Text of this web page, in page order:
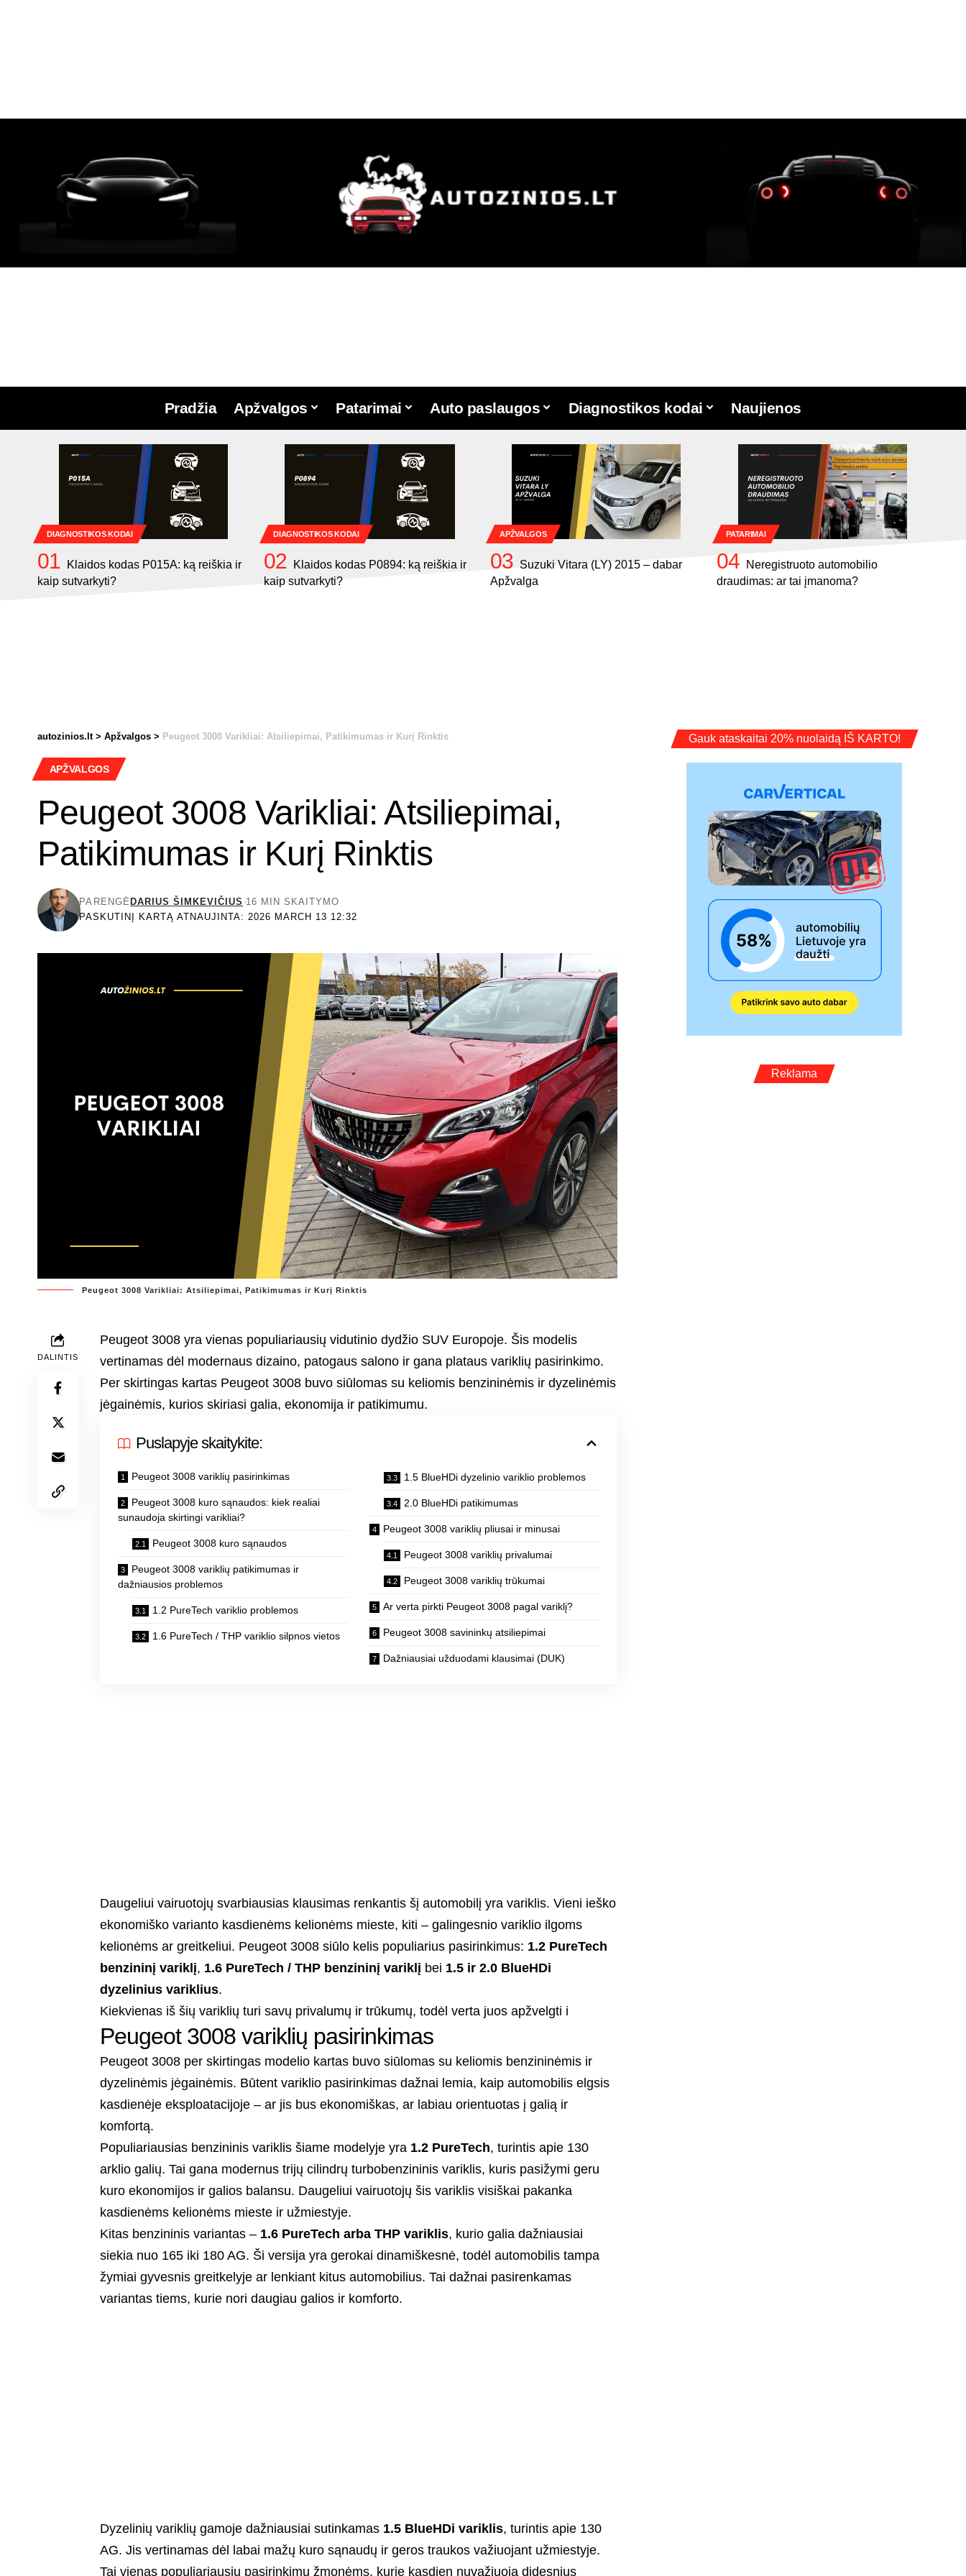
Pradžia Apžvalgos Patarimai Auto paslaugos Diagnostikos kodai Naujienos
DIAGNOSTIKOS KODAI
Klaidos kodas P015A: ką reiškia ir
kaip sutvarkyti?
DIAGNOSTIKOS KODAI
Klaidos kodas P0894: ką reiškia ir
kaip sutvarkyti?
APŽVALGOS
Suzuki Vitara (LY) 2015 – dabar
Apžvalga
PATARIMAI
Neregistruoto automobilio
draudimas: ar tai įmanoma?
autozinios.lt> Apžvalgos > Peugeot 3008 Varikliai: Atsiliepimai, Patikimumas ir Kurį Rinktis
APŽVALGOS
Peugeot 3008 Varikliai: Atsiliepimai,
Patikimumas ir Kurį Rinktis
PASKUTINĮ KARTĄ ATNAUJINTA: 2026 MARCH 13 12:32
PARENGĖ DARIUS ŠIMKEVIČIUS 16 MIN SKAITYMO
Peugeot 3008 Varikliai: Atsiliepimai, Patikimumas ir Kurį Rinktis
DALINTIS
Peugeot 3008 yra vienas populiariausių vidutinio dydžio SUV Europoje. Šis modelis
vertinamas dėl modernaus dizaino, patogaus salono ir gana plataus variklių pasirinkimo.
Per skirtingas kartas Peugeot 3008 buvo siūlomas su keliomis benzininėmis ir dyzelinėmis
jėgainėmis, kurios skiriasi galia, ekonomija ir patikimumu.
Puslapyje skaitykite:
Peugeot 3008 variklių pasirinkimas
Peugeot 3008 kuro sąnaudos: kiek realiai
sunaudoja skirtingi varikliai?
Peugeot 3008 kuro sąnaudos
Peugeot 3008 variklių patikimumas ir
dažniausios problemos
1.2 PureTech variklio problemos
1.6 PureTech / THP variklio silpnos vietos
1.5 BlueHDi dyzelinio variklio problemos
2.0 BlueHDi patikimumas
Peugeot 3008 variklių pliusai ir minusai
Peugeot 3008 variklių privalumai
Peugeot 3008 variklių trūkumai
Ar verta pirkti Peugeot 3008 pagal variklį?
Peugeot 3008 savininkų atsiliepimai
Dažniausiai užduodami klausimai (DUK)
Daugeliui vairuotojų svarbiausias klausimas renkantis šį automobilį yra variklis. Vieni ieško
ekonomiško varianto kasdienėms kelionėms mieste, kiti – galingesnio variklio ilgoms
kelionėms ar greitkeliui. Peugeot 3008 siūlo kelis populiarius pasirinkimus: 1.2 PureTech
benzininį variklį, 1.6 PureTech / THP benzininį variklį bei 1.5 ir 2.0 BlueHDi
dyzelinius variklius.
Kiekvienas iš šių variklių turi savų privalumų ir trūkumų, todėl verta juos apžvelgti i
Peugeot 3008 variklių pasirinkimas
Peugeot 3008 per skirtingas modelio kartas buvo siūlomas su keliomis benzininėmis ir
dyzelinėmis jėgainėmis. Būtent variklio pasirinkimas dažnai lemia, kaip automobilis elgsis
kasdienėje eksploatacijoje – ar jis bus ekonomiškas, ar labiau orientuotas į galią ir
komfortą.
Populiariausias benzininis variklis šiame modelyje yra 1.2 PureTech, turintis apie 130
arklio galių. Tai gana modernus trijų cilindrų turbobenzininis variklis, kuris pasižymi geru
kuro ekonomijos ir galios balansu. Daugeliui vairuotojų šis variklis visiškai pakanka
kasdienėms kelionėms mieste ir užmiestyje.
Kitas benzininis variantas – 1.6 PureTech arba THP variklis, kurio galia dažniausiai
siekia nuo 165 iki 180 AG. Ši versija yra gerokai dinamiškesnė, todėl automobilis tampa
žymiai gyvesnis greitkelyje ar lenkiant kitus automobilius. Tai dažnai pasirenkamas
variantas tiems, kurie nori daugiau galios ir komforto.
Dyzelinių variklių gamoje dažniausiai sutinkamas 1.5 BlueHDi variklis, turintis apie 130
AG. Jis vertinamas dėl labai mažų kuro sąnaudų ir geros traukos važiuojant užmiestyje.
Tai vienas populiariausių pasirinkimų žmonėms, kurie kasdien nuvažiuoja didesnius
Gauk ataskaitai 20% nuolaidą IŠ KARTO!
Reklama